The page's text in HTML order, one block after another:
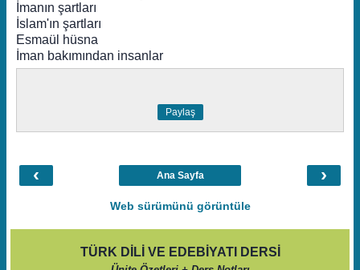
İmanın şartları
İslam'ın şartları
Esmaül hüsna
İman bakımından insanlar
Paylaş
‹ ›
Ana Sayfa
Web sürümünü görüntüle
TÜRK DİLİ VE EDEBİYATI DERSİ